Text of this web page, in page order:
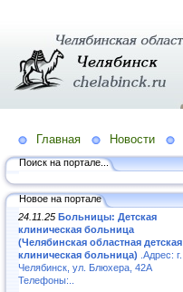
Главная Новости
Поиск на портале...
Новое на портале
24.11.25 Больницы: Детская
клиническая больница
(Челябинская областная детская
клиническая больница) .Адрес: г.
Челябинск, ул. Блюхера, 42А
Телефоны:..